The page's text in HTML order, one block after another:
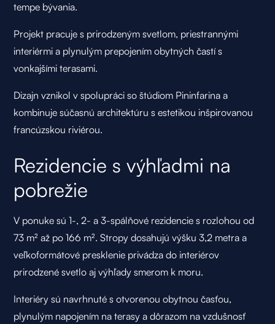
tempe bývania.
Projekt pracuje s prirodzeným svetlom, priestrannými
interiérmi a plynulým prepojením obytných častí s
vonkajšími terasami.
Dizajn vznikol v spolupráci so štúdiom Pininfarina a
kombinuje súčasnú architektúru s estetikou inšpirovanou
francúzskou riviérou.
Rezidencie s výhľadmi na
pobrežie
V ponuke sú 1-, 2- a 3-spálňové rezidencie s rozlohou od
73 m² až po 166 m². Stropy dosahujú výšku 3,2 metra a
veľkoformátové presklenie privádza do interiérov
prirodzené svetlo aj výhľady smerom k moru.
Interiéry sú navrhnuté s otvorenou obytnou časťou,
plynulým napojením na terasy a dôrazom na vzdušnosť